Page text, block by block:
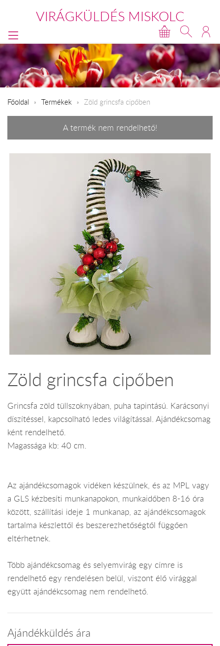
VIRÁGKÜLDÉS MISKOLC
Főoldal Termékek Zöld grincsfa cipőben
A termék nem rendelhető!
Zöld grincsfa cipőben
Grincsfa zöld tüllszoknyában, puha tapintású. Karácsonyi
díszítéssel, kapcsolható ledes világítással. Ajándékcsomag
ként rendelhető.
Magassága kb: 40 cm.
Az ajándékcsomagok vidéken készülnek, és az MPL vagy
a GLS kézbesíti munkanapokon, munkaidőben 8-16 óra
között, szállítási ideje 1 munkanap, az ajándékcsomagok
tartalma készlettől és beszerezhetőségtől függően
eltérhetnek.
Több ajándékcsomag és selyemvirág egy címre is
rendelhető egy rendelésen belül, viszont élő virággal
együtt ajándékcsomag nem rendelhető.
Ajándékküldés ára